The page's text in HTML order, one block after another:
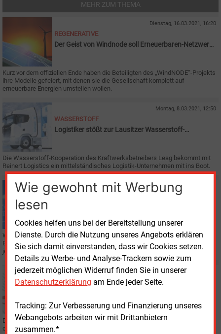
Wie gewohnt mit Werbung
lesen
Cookies helfen uns bei der Bereitstellung unserer
Dienste. Durch die Nutzung unseres Angebots erklären
Sie sich damit einverstanden, dass wir Cookies setzen.
Details zu Werbe- und Analyse-Trackern sowie zum
jederzeit möglichen Widerruf finden Sie in unserer
Datenschutzerklärung am Ende jeder Seite.
Tracking: Zur Verbesserung und Finanzierung unseres
Webangebots arbeiten wir mit Drittanbietern
zusammen.*
MEHR ZUM THEMA
Dienstag, 16.03.2021, 16:20
REGENERATIVE
Der Geist von Windnode soll Erneuerbaren-Netzwerke
Kurz vor dem offiziellen Ende haben die Beteiligten des „WindNODE“-Projekts
ihre Modelle gefeiert, mit denen sie die Gesellschaft komplett auf
erneuerbare Energien umstellen wollen.
Montag, 8.03.2021, 12:50
WASSERSTOFF
Logistiker stößt zur Lausitzer Wasserstoff-
Die Wasserstoff-Kooperation des Kraftwerksbetreibers Leag bekommt mit
Reinert Logistics ein mittelständisches Logistik-Unternehmen mit ins Boot.
Dienstag, 8.12.2020, 13:28
Wie lassen sich künftig 100 % Erneuerbare sicher und effizient ins
Energiesystem integrieren? Das wurde im Projekt "WindNODE" erforscht, das
jetzt seinen Abschlussbericht vorgelegt hat.
Mittwoch, 19.08.2020, 10:29
E&M RECHT
Der Essener Stromerzeuger Steag ist mit einem Eilantrag in Karlsruhe wegen
des Kohleausstiegs gescheitert.